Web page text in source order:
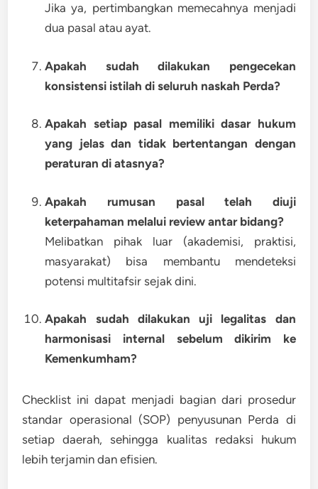
Jika ya, pertimbangkan memecahnya menjadi
dua pasal atau ayat.
Apakah sudah dilakukan pengecekan
konsistensi istilah di seluruh naskah Perda?
Apakah setiap pasal memiliki dasar hukum
yang jelas dan tidak bertentangan dengan
peraturan di atasnya?
Apakah rumusan pasal telah diuji
keterpahaman melalui review antar bidang?
Melibatkan pihak luar (akademisi, praktisi,
masyarakat) bisa membantu mendeteksi
potensi multitafsir sejak dini.
Apakah sudah dilakukan uji legalitas dan
harmonisasi internal sebelum dikirim ke
Kemenkumham?
Checklist ini dapat menjadi bagian dari prosedur
standar operasional (SOP) penyusunan Perda di
setiap daerah, sehingga kualitas redaksi hukum
lebih terjamin dan efisien.